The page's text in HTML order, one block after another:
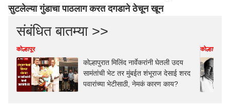
सुटलेल्या गुंडाचा पाठलाग करत दगडाने ठेचून खून
संबंधित बातम्या >>
कोल्हापूर
कोल्हापुरात मिलिंद नार्वेकरांनी घेतली उदय
सामंतांची भेट तर मुंबईत शंभूराज देसाई शरद
पवारांच्या भेटीसाठी, नेमकं कारण काय?
कोल्हापूर